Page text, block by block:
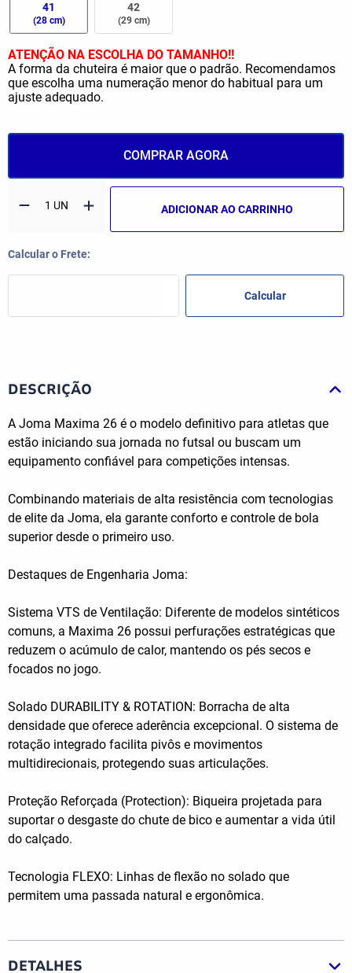
41
(28 cm)
42
(29 cm)
ATENÇÃO NA ESCOLHA DO TAMANHO!!
A forma da chuteira é maior que o padrão. Recomendamos
que escolha uma numeração menor do habitual para um
ajuste adequado.
COMPRAR AGORA
ADICIONAR AO CARRINHO
DESCRIÇÃO
A Joma Maxima 26 é o modelo definitivo para atletas que
estão iniciando sua jornada no futsal ou buscam um
equipamento confiável para competições intensas.
Combinando materiais de alta resistência com tecnologias
de elite da Joma, ela garante conforto e controle de bola
superior desde o primeiro uso.
Destaques de Engenharia Joma:
Sistema VTS de Ventilação: Diferente de modelos sintéticos
comuns, a Maxima 26 possui perfurações estratégicas que
reduzem o acúmulo de calor, mantendo os pés secos e
focados no jogo.
Solado DURABILITY & ROTATION: Borracha de alta
densidade que oferece aderência excepcional. O sistema de
rotação integrado facilita pivôs e movimentos
multidirecionais, protegendo suas articulações.
Proteção Reforçada (Protection): Biqueira projetada para
suportar o desgaste do chute de bico e aumentar a vida útil
do calçado.
Tecnologia FLEXO: Linhas de flexão no solado que
permitem uma passada natural e ergonômica.
DETALHES